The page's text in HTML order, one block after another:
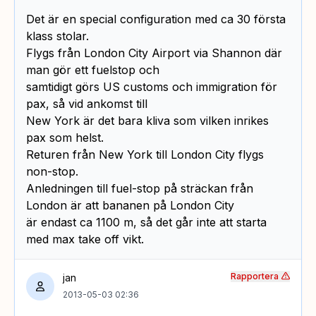
Det är en special configuration med ca 30 första
klass stolar.
Flygs från London City Airport via Shannon där
man gör ett fuelstop och
samtidigt görs US customs och immigration för
pax, så vid ankomst till
New York är det bara kliva som vilken inrikes
pax som helst.
Returen från New York till London City flygs
non-stop.
Anledningen till fuel-stop på sträckan från
London är att bananen på London City
är endast ca 1100 m, så det går inte att starta
med max take off vikt.
jan
2013-05-03 02:36
Rapportera